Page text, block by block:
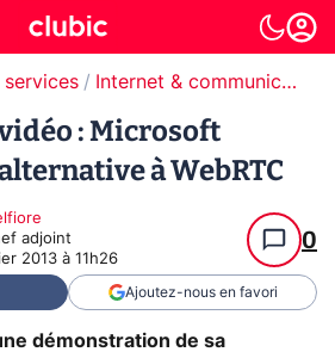
services Internet & communication
: Microsoft
à WebRTC
adjoint
2013 à 11h26
0
Ajoutez-nous en favori
démonstration de sa